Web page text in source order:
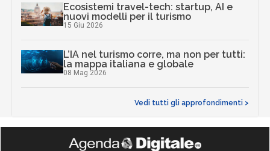
Ecosistemi travel-tech: startup, AI e
nuovi modelli per il turismo
15 Giu 2026
L’IA nel turismo corre, ma non per tutti:
la mappa italiana e globale
08 Mag 2026
Vedi tutti gli approfondimenti >